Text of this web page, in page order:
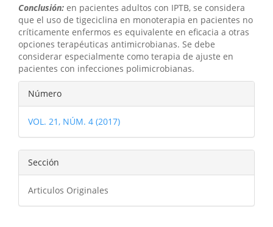
Conclusión: en pacientes adultos con IPTB, se considera
que el uso de tigeciclina en monoterapia en pacientes no
críticamente enfermos es equivalente en eficacia a otras
opciones terapéuticas antimicrobianas. Se debe
considerar especialmente como terapia de ajuste en
pacientes con infecciones polimicrobianas.
Detalles
del
artículo
Número
VOL. 21, NÚM. 4 (2017)
Sección
Articulos Originales